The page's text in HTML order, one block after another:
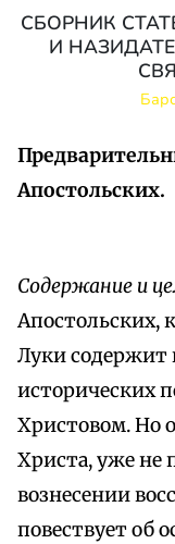
СБОРНИК
И
Апостольских.
Содержание и
Апостольских,
Луки содержит
исторических
Христовом. Но
Христа, уже не
вознесении
повествует об